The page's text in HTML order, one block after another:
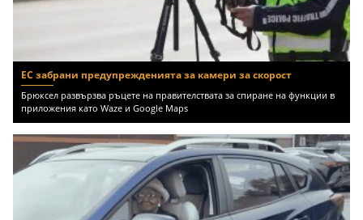
ЕС забрани предупрежденията за камери за скорост
Брюксел развързва ръцете на правителствата за спиране на функции в
приложения като Waze и Google Maps